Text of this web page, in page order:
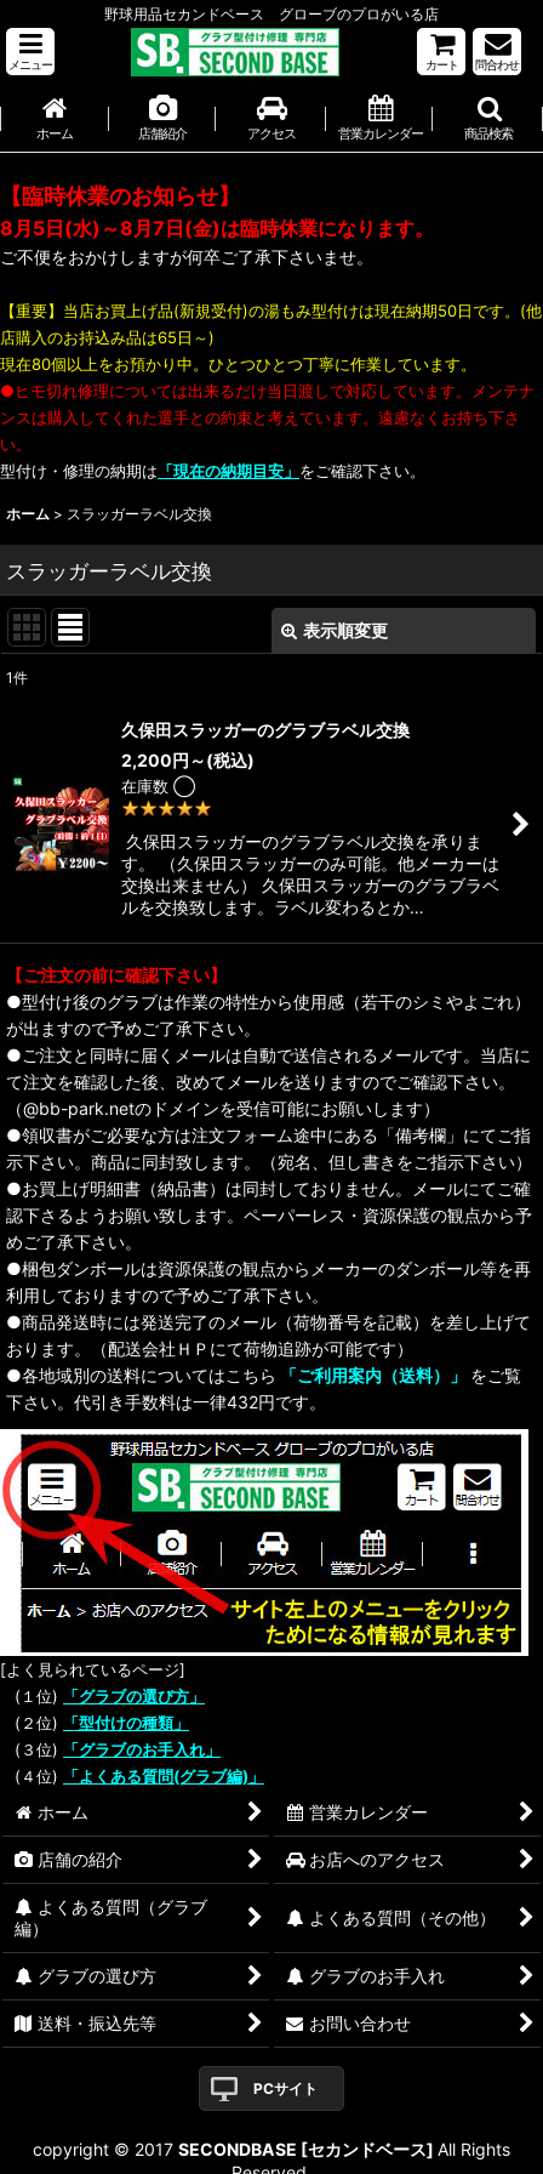
野球用品セカンドベース グローブのプロがいる店
メニュー カート 問合わせ
ホーム 店舗紹介 アクセス 営業カレンダー 商品検索
【臨時休業のお知らせ】
8月5日(水)～8月7日(金)は臨時休業になります。
ご不便をおかけしますが何卒ご了承下さいませ。
【重要】当店お買上げ品(新規受付)の湯もみ型付けは現在納期50日です。(他
店購入のお持込み品は65日～)
現在80個以上をお預かり中。ひとつひとつ丁寧に作業しています。
●ヒモ切れ修理については出来るだけ当日渡しで対応しています。メンテナ
ンスは購入してくれた選手との約束と考えています。遠慮なくお持ち下さ
い。
型付け・修理の納期は 「現在の納期目安」 をご確認下さい。
ホーム > スラッガーラベル交換
スラッガーラベル交換
表示順変更
絞り込む
1件
久保田スラッガーのグラブラベル交換
2,200円 ～(税込)
在庫数 ◯
久保田スラッガーのグラブラベル交換を承りま
す。 （久保田スラッガーのみ可能。他メーカーは
交換出来ません） 久保田スラッガーのグラブラベ
ルを交換致します。ラベル変わるとか…
【ご注文の前に確認下さい】
●型付け後のグラブは作業の特性から使用感（若干のシミやよごれ）
が出ますので予めご了承下さい。
●ご注文と同時に届くメールは自動で送信されるメールです。当店に
て注文を確認した後、改めてメールを送りますのでご確認下さい。
（@bb-park.netのドメインを受信可能にお願いします）
●領収書がご必要な方は注文フォーム途中にある「備考欄」にてご指
示下さい。商品に同封致します。（宛名、但し書きをご指示下さい）
●お買上げ明細書（納品書）は同封しておりません。メールにてご確
認下さるようお願い致します。ペーパーレス・資源保護の観点から予
めご了承下さい。
●梱包ダンボールは資源保護の観点からメーカーのダンボール等を再
利用しておりますので予めご了承下さい。
●商品発送時には発送完了のメール（荷物番号を記載）を差し上げて
おります。（配送会社ＨＰにて荷物追跡が可能です）
●各地域別の送料についてはこちら
「ご利用案内（送料）」 をご覧
下さい。代引き手数料は一律432円です。
[よく見られているページ]
(１位)
「グラブの選び方」
(２位)
「型付けの種類」
(３位)
「グラブのお手入れ」
(４位)
「よくある質問(グラブ編)」
ホーム 営業カレンダー
店舗の紹介 お店へのアクセス
よくある質問（グラブ
編）
よくある質問（その他）
グラブの選び方 グラブのお手入れ
送料・振込先等 お問い合わせ
PCサイト
copyright © 2017 SECONDBASE [セカンドベース] All Rights